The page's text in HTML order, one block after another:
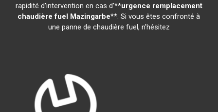
rapidité d'intervention en cas d'**urgence remplacement
chaudière fuel Mazingarbe**. Si vous êtes confronté à
une panne de chaudière fuel, n'hésitez